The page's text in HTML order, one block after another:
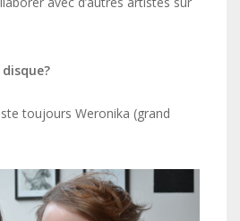
toujours Weronika (grand